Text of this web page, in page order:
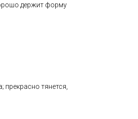
держит форму
тянется,